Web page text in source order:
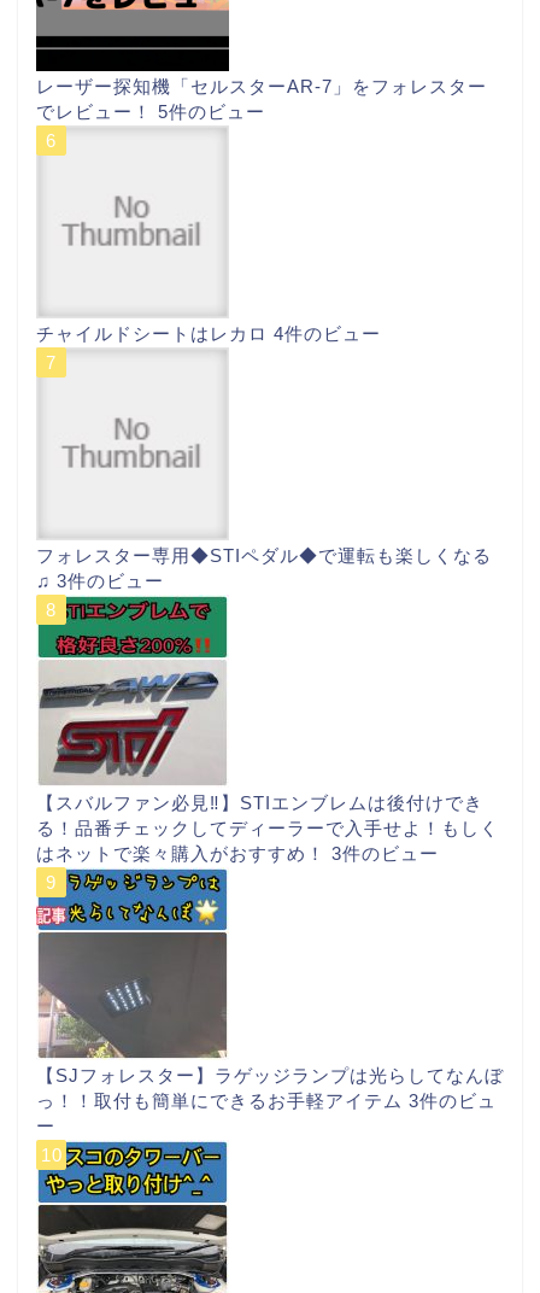
レーザー探知機「セルスターAR-7」をフォレスター
でレビュー！ 5件のビュー
チャイルドシートはレカロ 4件のビュー
フォレスター専用◆STIペダル◆で運転も楽しくなる
♫ 3件のビュー
【スバルファン必見‼︎】STIエンブレムは後付けでき
る！品番チェックしてディーラーで入手せよ！もしく
はネットで楽々購入がおすすめ！ 3件のビュー
【SJフォレスター】ラゲッジランプは光らしてなんぼ
っ！！取付も簡単にできるお手軽アイテム 3件のビュ
ー